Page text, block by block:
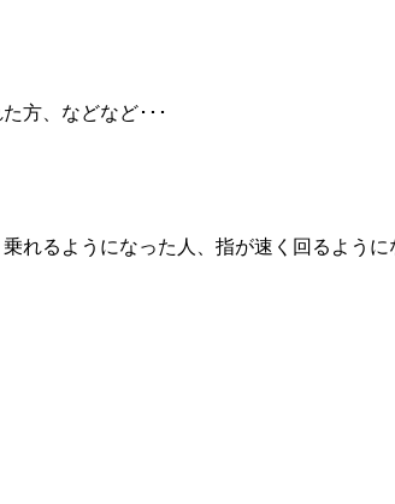
方、などなど･･･
れるようになった人、指が速く回るように